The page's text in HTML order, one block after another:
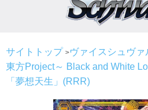
サイトトップ
ヴァイスシュヴ
東方Project～ Black and White
「夢想天生」(RRR)